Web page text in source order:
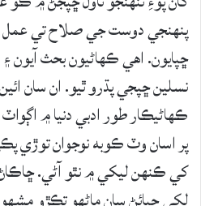
پنهنجي دوست جي صلاح تي
ڇپايون. اهي ڪهاڻيون بحث آيون ۽
نسلين ڇپجي پڌرو ٿيو. ان سان
ڪهاڻيڪار طور ادبي دنيا ۾
پر اسان وٽ ڪوبه نوجوان توڙي
کي ڪنهن ليکي ۾ نٿو آڻي. ڇاڪاڻ